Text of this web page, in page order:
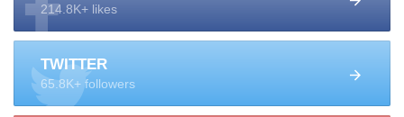
214.8K+ likes
TWITTER
65.8K+ followers